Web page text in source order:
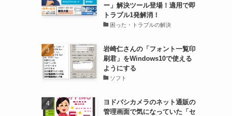
ー」解決ツール登場！適用で即
トラブル1発解消！
困った・トラブルの解決
岩崎仁さんの「フォント一覧印
刷君」をWindows10で使える
ようにする
ソフト
ヨドバシカメラのネット通販の
管理画面で気になっていた「セ